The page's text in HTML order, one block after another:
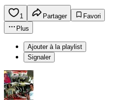
1 Partager
Favori
Plus
Ajouter à la playlist
Signaler